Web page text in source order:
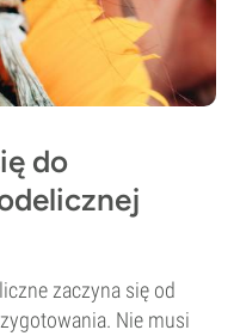
do
zaczyna się od
Nie musi